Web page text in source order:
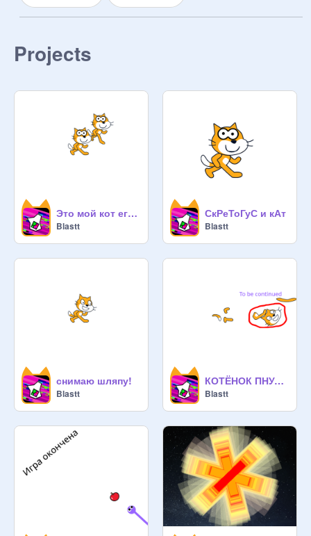
Projects
Это мой кот его зовут СкРеТоГуС
Blastt
СкРеТоГуС и кАт
Blastt
снимаю шляпу!
Blastt
КОТЁНОК ПНУЛ САМОГО СЕБЯ))))))))))))))))))))))))))))))))))))))))))))))))))))))))))))))))))))))
Blastt